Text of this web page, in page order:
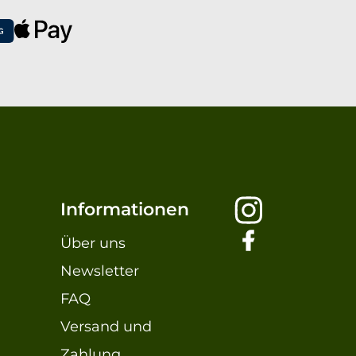
Informationen
Über uns
Newsletter
FAQ
Versand und